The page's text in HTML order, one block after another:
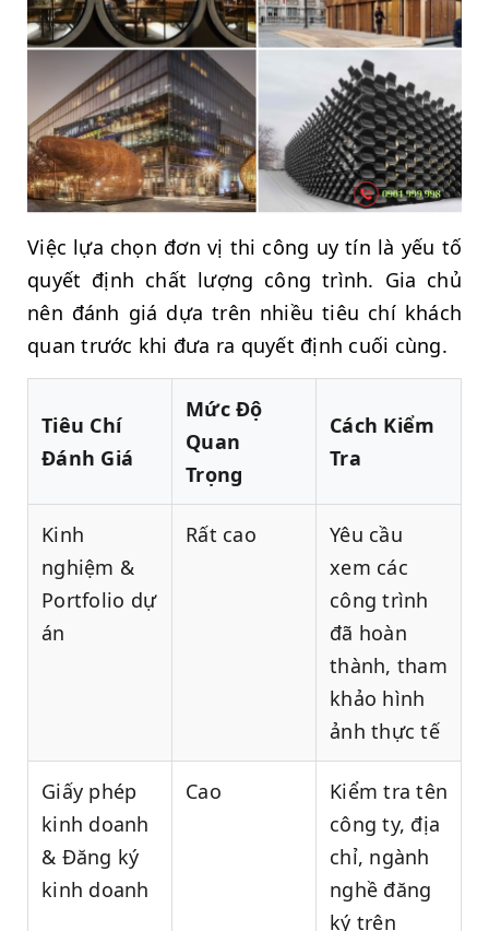
Việc lựa chọn đơn vị thi công uy tín là yếu tố
quyết định chất lượng công trình. Gia chủ
nên đánh giá dựa trên nhiều tiêu chí khách
quan trước khi đưa ra quyết định cuối cùng.
Tiêu Chí
Đánh Giá
Mức Độ
Quan
Trọng
Cách Kiểm
Tra
Kinh
nghiệm &
Portfolio dự
án
Rất cao
Yêu cầu
xem các
công trình
đã hoàn
thành, tham
khảo hình
ảnh thực tế
Giấy phép
kinh doanh
& Đăng ký
kinh doanh
Cao
Kiểm tra tên
công ty, địa
chỉ, ngành
nghề đăng
ký trên